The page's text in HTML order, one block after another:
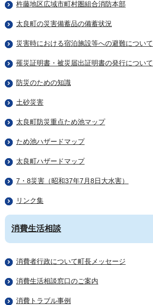
杵藤地区広域市町村圏組合消防本部
太良町の災害備蓄品の備蓄状況
災害時における宿泊施設等への避難について
罹災証明書・被災届出証明書の発行について
防災のための知識
土砂災害
太良町防災重点ため池マップ
ため池ハザードマップ
太良町ハザードマップ
7・8災害（昭和37年7月8日大水害）
リンク集
消費生活相談
消費者行政について町長メッセージ
消費生活相談窓口のご案内
消費トラブル事例